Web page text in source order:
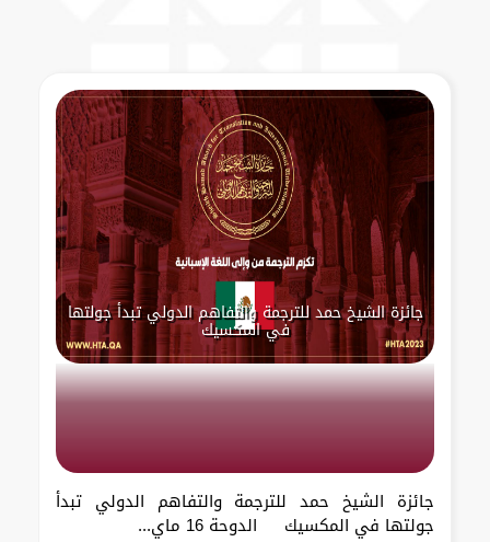
جائزة الشيخ حمد للترجمة والتفاهم الدولي تبدأ جولتها
في المكسيك
جائزة الشيخ حمد للترجمة والتفاهم الدولي تبدأ
جولتها في المكسيك الدوحة 16 ماي...